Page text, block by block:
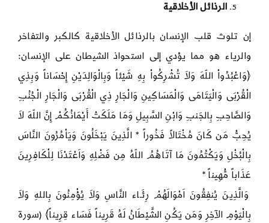
الرذائل الأخلاقية
إن تلوث قلب الإنسان بالرذائل الأخلاقية كالكبر والتفاخر
والرياء هو مما يؤدي إلى استحواذ الشيطان على الإنسان:
﴿وَاعْبُدُواْ اللّهَ وَلاَ تُشْرِكُواْ بِهِ شَيْئاً وَبِالْوَالِدَيْنِ إِحْسَاناً وَبِذِي
الْقُرْبَى وَالْيَتَامَى وَالْمَسَاكِينِ وَالْجَارِ ذِي الْقُرْبَى وَالْجَارِ الْجُنُبِ
وَالصَّاحِبِ بِالجَنبِ وَابْنِ السَّبِيلِ وَمَا مَلَكَتْ أَيْمَانُكُمْ إِنَّ اللّهَ لاَ
يُحِبُّ مَن كَانَ مُخْتَالاً فَخُوراً * الَّذِينَ يَبْخَلُونَ وَيَاْمُرُونَ النَّاسَ
بِالْبُخْلِ وَيَكْتُمُونَ مَا آتَاهُمُ اللّهُ مِن فَضْلِهِ وَاَعْتَدْنَا لِلْكَافِرِينَ
عَذَاباً مُّهِيناً *
وَالَّذِينَ يُنفِقُونَ اَمْوَالَهُمْ رِئَـاء النَّاسِ وَلاَ يُؤْمِنُونَ بِاللهِ وَلاَ
بِالْيَوْمِ الآخِرِ وَمَن يَكُنِ الشَّيْطَانُ لَهُ قَرِيناً فَسَاء قِرِيناً﴾ (سورة